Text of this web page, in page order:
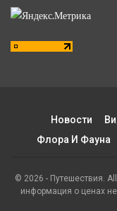
Новости
Флора И Фауна
© 2026 - Путешествия.
информация о ценах